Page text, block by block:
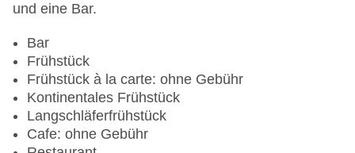
und eine Bar.
Bar
Frühstück
Frühstück à la carte: ohne Gebühr
Kontinentales Frühstück
Langschläferfrühstück
Cafe: ohne Gebühr